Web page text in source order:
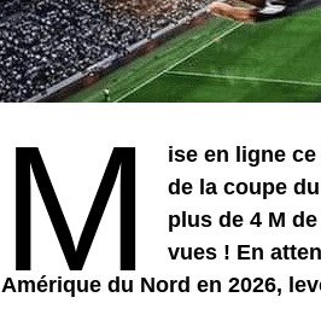
M
ise en ligne
de la coupe
plus de 4 M
vues ! En
Amérique du Nord en 2026,